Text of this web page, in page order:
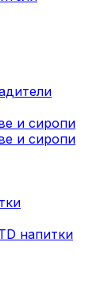
и сиропи
и сиропи
напитки